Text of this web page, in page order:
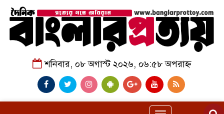
শনিবার, ০৮ অগাস্ট ২০২৬, ০৬:৫৮ অপরাহ্ন